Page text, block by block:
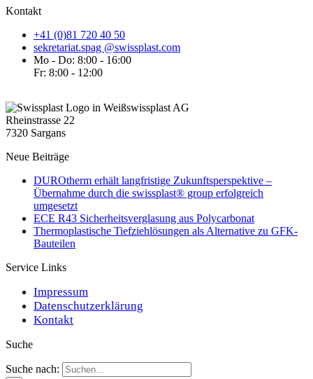
Kontakt
+41 (0)81 720 40 50
sekretariat.spag @swissplast.com
Mo - Do: 8:00 - 16:00
Fr: 8:00 - 12:00
swissplast AG
Rheinstrasse 22
7320 Sargans
Neue Beiträge
DUROtherm erhält langfristige Zukunftsperspektive –
Übernahme durch die swissplast® group erfolgreich
umgesetzt
ECE R43 Sicherheitsverglasung aus Polycarbonat
Thermoplastische Tiefziehlösungen als Alternative zu GFK-
Bauteilen
Service Links
Impressum
Datenschutzerklärung
Kontakt
Suche
Suche nach: